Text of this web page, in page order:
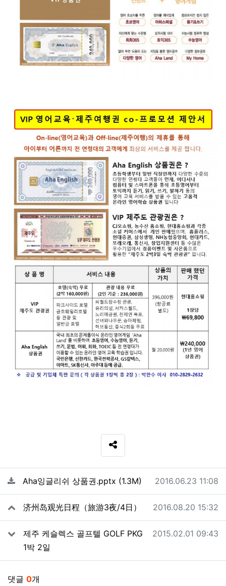
SNS 공유
관련자료
Aha잉글리쉬 상품권.pptx 파일크기
(1.3M) 등록일
2016.06.23 11:08
济州岛观光日程（旅游3夜/4日） 작성일
2016.08.20 15:32
제주 케슬렉스 골프텔 GOLF PKG
1박 2일
작성일
2015.02.01 09:43
댓글 0개